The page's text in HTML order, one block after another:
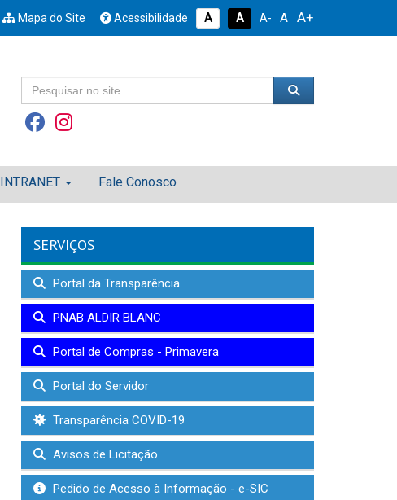
Mapa do Site Acessibilidade A A A- A A+
INTRANET Fale Conosco
SERVIÇOS
Portal da Transparência
PNAB ALDIR BLANC
Portal de Compras - Primavera
Portal do Servidor
Transparência COVID-19
Avisos de Licitação
Pedido de Acesso à Informação - e-SIC